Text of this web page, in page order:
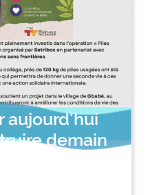
aujourd'hui
demain